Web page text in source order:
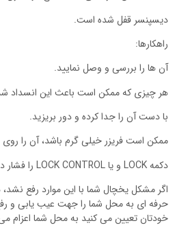
دیسپنسر قفل‌ شده است.
راهکارها:
آن ها را بررسی و وصل نمایید.
هر چیزی که ممکن است باعث این انسداد
با دست آن را جدا کرده و دور بریزید.
ممکن است فریزر خیلی گرم باشد، آن را روی
دکمه LOCK و یا LOCK CONTROL را فشار داده و ۳ ثانیه نگه دارد.
اگر مشکل یخچال شما با این موارد رفع نشد،
حرفه ای به محل شما را جهت عیب یابی و
خودتان تعیین می کنید به محل شما اعزام